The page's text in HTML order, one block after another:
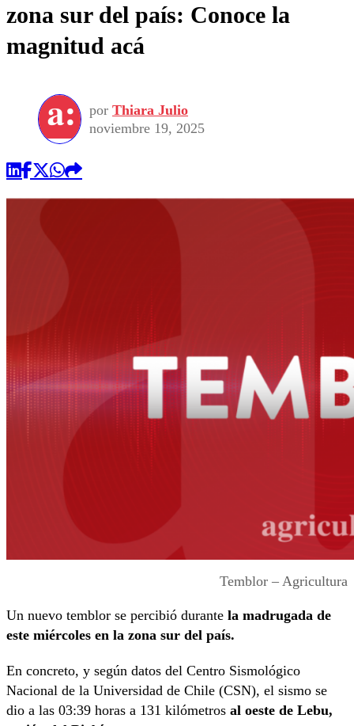
zona sur del país: Conoce la
magnitud acá
por Thiara Julio
noviembre 19, 2025
Temblor – Agricultura
Un nuevo temblor se percibió durante la madrugada de
este miércoles en la zona sur del país.
En concreto, y según datos del Centro Sismológico
Nacional de la Universidad de Chile (CSN), el sismo se
dio a las 03:39 horas a 131 kilómetros al oeste de Lebu,